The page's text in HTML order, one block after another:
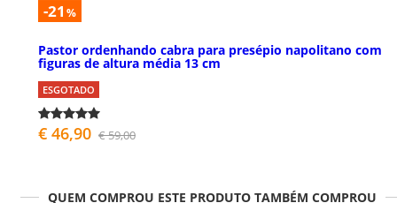
-21 %
Pastor ordenhando cabra para presépio napolitano com
figuras de altura média 13 cm
ESGOTADO
€ 46,90 € 59,00
QUEM COMPROU ESTE PRODUTO TAMBÉM COMPROU